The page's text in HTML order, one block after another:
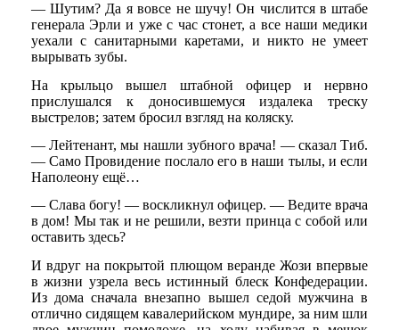
— Шутим? Да я вовсе не шучу! Он числится в штабе
генерала Эрли и уже с час стонет, а все наши медики
уехали с санитарными каретами, и никто не умеет
вырывать зубы.
На крыльцо вышел штабной офицер и нервно
прислушался к доносившемуся издалека треску
выстрелов; затем бросил взгляд на коляску.
— Лейтенант, мы нашли зубного врача! — сказал Тиб.
— Само Провидение послало его в наши тылы, и если
Наполеону ещё…
— Слава богу! — воскликнул офицер. — Ведите врача
в дом! Мы так и не решили, везти принца с собой или
оставить здесь?
И вдруг на покрытой плющом веранде Жози впервые
в жизни узрела весь истинный блеск Конфедерации.
Из дома сначала внезапно вышел седой мужчина в
отлично сидящем кавалерийском мундире, за ним шли